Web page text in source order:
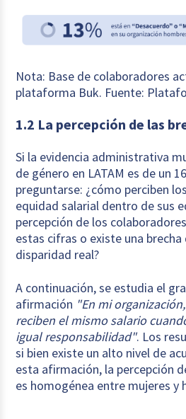
Nota: Base de colaboradores
plataforma Buk. Fuente:
1.2 La percepción de las
Si la evidencia administrativa
de género en LATAM es de un
preguntarse: ¿cómo perciben
equidad salarial dentro de sus
percepción de los
estas cifras o existe una brecha
disparidad real?
A continuación, se estudia el
afirmación "En mi
reciben el mismo salario
igual responsabilidad". Los
si bien existe un alto nivel de
esta afirmación, la percepción
es homogénea entre mujeres y